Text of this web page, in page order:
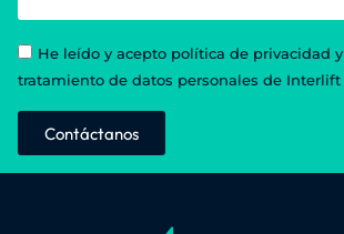
He leído y acepto política de privacidad y
tratamiento de datos personales de Interlift
Contáctanos